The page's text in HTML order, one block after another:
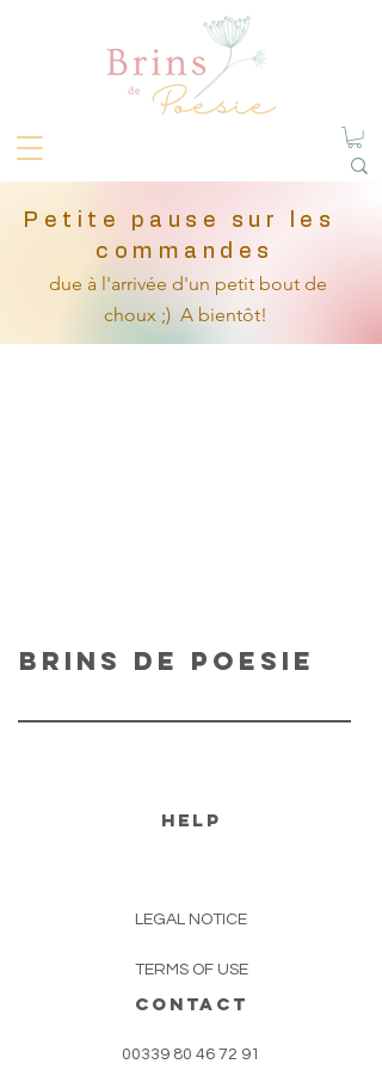
Petite pause sur les
commandes
due à l'arrivée d'un petit bout de
choux ;) A bientôt!
Brins de poesie
help
LEGAL NOTICE
TERMS OF USE
CONTACT
00339 80 46 72 91